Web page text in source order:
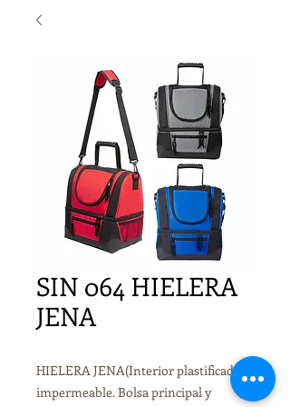
SIN 064 HIELERA
JENA
HIELERA JENA(Interior plastificado
impermeable. Bolsa principal y